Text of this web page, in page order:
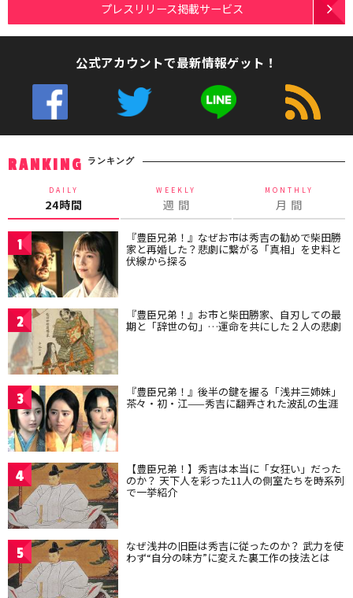
プレスリリース掲載サービス
公式アカウントで最新情報ゲット！
RANKING ランキング
DAILY
24時間
WEEKLY
週 間
MONTHLY
月 間
1 『豊臣兄弟！』なぜお市は秀吉の勧めで柴田勝
家と再婚した？悲劇に繋がる「真相」を史料と
伏線から探る
2 『豊臣兄弟！』お市と柴田勝家、自刃しての最
期と「辞世の句」…運命を共にした２人の悲劇
3 『豊臣兄弟！』後半の鍵を握る「浅井三姉妹」
茶々・初・江——秀吉に翻弄された波乱の生涯
4 【豊臣兄弟！】秀吉は本当に「女狂い」だった
のか？ 天下人を彩った11人の側室たちを時系列
で一挙紹介
5 なぜ浅井の旧臣は秀吉に従ったのか？ 武力を使
わず“自分の味方”に変えた裏工作の技法とは